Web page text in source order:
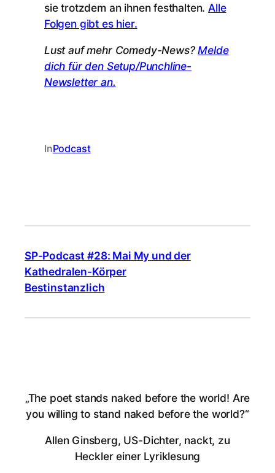
sie trotzdem an ihnen festhalten. Alle
Folgen gibt es hier.
Lust auf mehr Comedy-News?Melde
dich für den Setup/Punchline-
Newsletter an.
InPodcast
SP-Podcast #28: Mai My und der
Kathedralen-Körper
Bestinstanzlich
„The poet stands naked before the world! Are
you willing to stand naked before the world?“
Allen Ginsberg, US-Dichter, nackt, zu
Heckler einer Lyriklesung